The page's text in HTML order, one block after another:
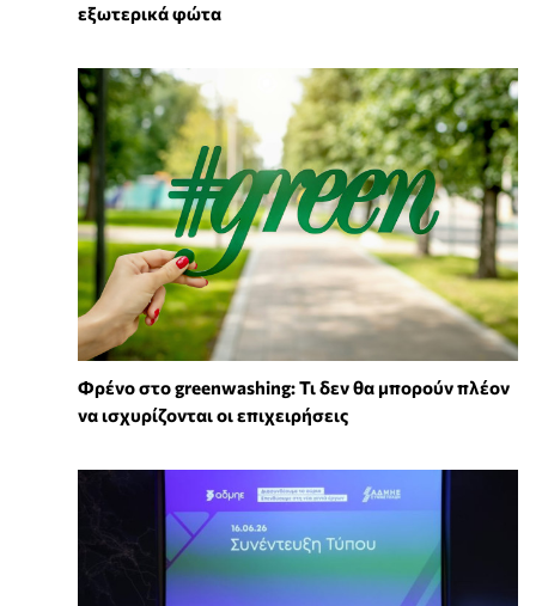
εξωτερικά φώτα
Φρένο στο greenwashing: Τι δεν θα μπορούν πλέον
να ισχυρίζονται οι επιχειρήσεις